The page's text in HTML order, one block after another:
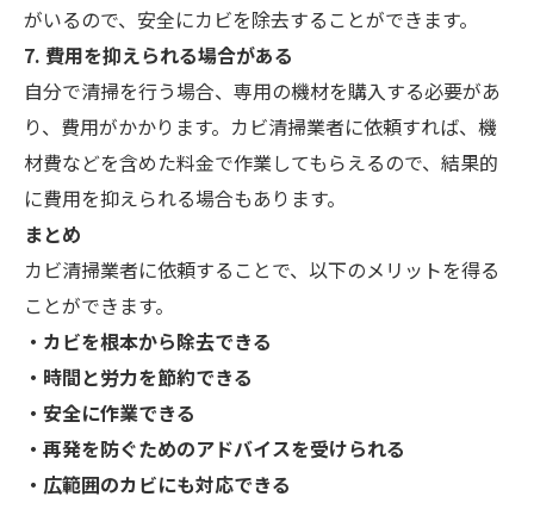
がいるので、安全にカビを除去することができます。
7. 費用を抑えられる場合がある
自分で清掃を行う場合、専用の機材を購入する必要があ
り、費用がかかります。カビ清掃業者に依頼すれば、機
材費などを含めた料金で作業してもらえるので、結果的
に費用を抑えられる場合もあります。
まとめ
カビ清掃業者に依頼することで、以下のメリットを得る
ことができます。
・カビを根本から除去できる
・時間と労力を節約できる
・安全に作業できる
・再発を防ぐためのアドバイスを受けられる
・広範囲のカビにも対応できる